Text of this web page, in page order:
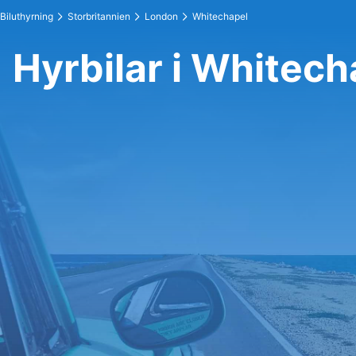
Biluthyrning Storbritannien London Whitechapel
Hyrbilar i